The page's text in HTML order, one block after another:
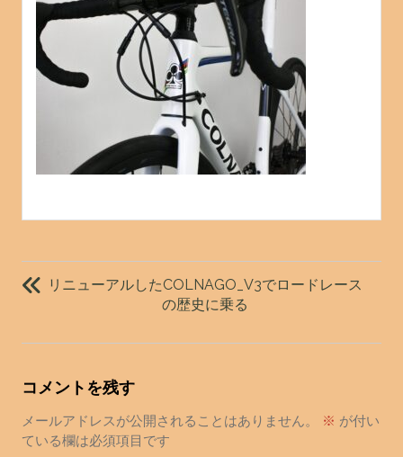
投
稿
シ
ョ
ン
リニューアルしたCOLNAGO_V3でロードレース
の歴史に乗る
コメントを残す
メールアドレスが公開されることはありません。 ※ が付い
ている欄は必須項目です